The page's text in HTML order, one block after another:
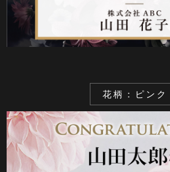
花柄：ピンク